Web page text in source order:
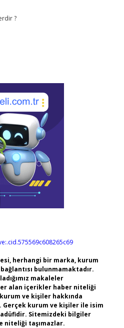
?
herhangi bir marka, kurum
bulunmamaktadır.
makaleler
alan içerikler haber niteliği
ve kişiler hakkında
Gerçek kurum ve kişiler ile isim
Sitemizdeki bilgiler
niteliği taşımazlar.